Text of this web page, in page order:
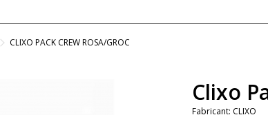
CLIXO PACK CREW ROSA/GROC
Clixo
Fabricant: CLIXO